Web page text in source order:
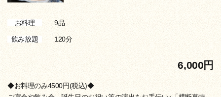
お料理 9品
飲み放題 120分
6,000円
◆お料理のみ4500円(税込)◆